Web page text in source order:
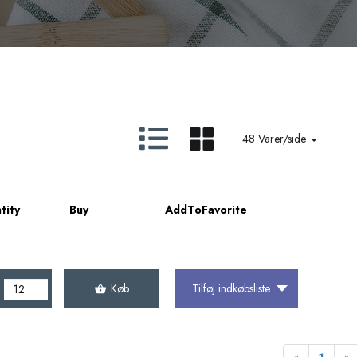
48 Varer/side
Buy AddToFavorite
Køb Tilføj indkøbsliste